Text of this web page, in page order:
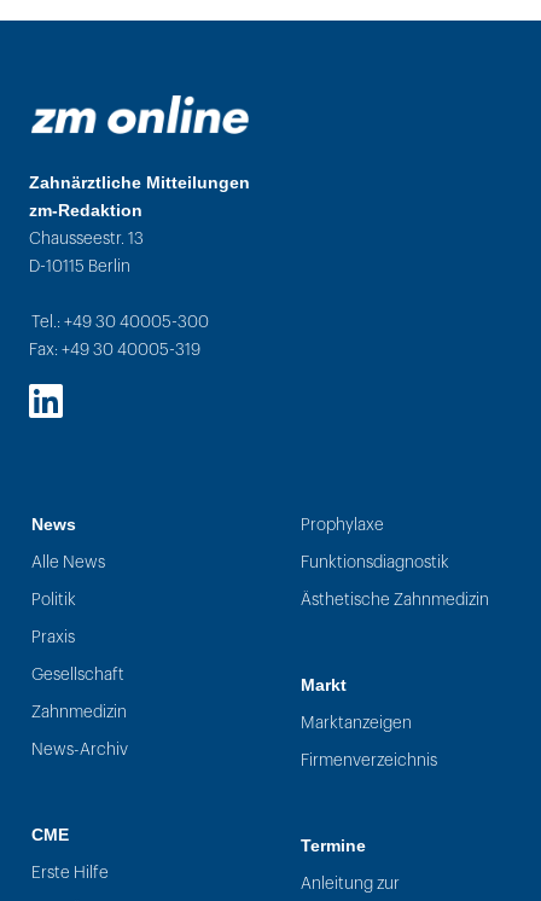
Zahnärztliche Mitteilungen
zm-Redaktion
Chausseestr. 13
D-10115 Berlin
Tel.: +49 30 40005-300
Fax: +49 30 40005-319
LinkedIn
News
Alle News
Politik
Praxis
Gesellschaft
Zahnmedizin
News-Archiv
CME
Erste Hilfe
Prophylaxe
Funktionsdiagnostik
Ästhetische Zahnmedizin
Markt
Marktanzeigen
Firmenverzeichnis
Termine
Anleitung zur